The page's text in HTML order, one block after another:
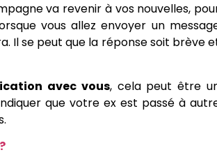
va revenir à vos nouvelles,
vous allez envoyer un
Il se peut que la réponse soit brève
avec vous, cela peut être
que votre ex est passé à